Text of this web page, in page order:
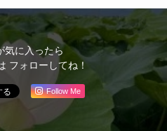
気に入ったら
フォローしてね！
Follow Me